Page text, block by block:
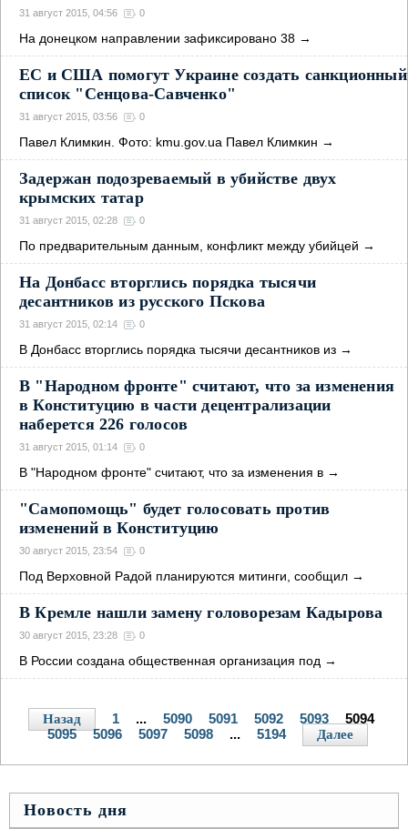
31 август 2015, 04:56 0
На донецком направлении зафиксировано 38 →
ЕС и США помогут Украине создать санкционный
список "Сенцова-Савченко"
31 август 2015, 03:56 0
Павел Климкин. Фото: kmu.gov.ua Павел Климкин →
Задержан подозреваемый в убийстве двух
крымских татар
31 август 2015, 02:28 0
По предварительным данным, конфликт между убийцей →
На Донбасс вторглись порядка тысячи
десантников из русского Пскова
31 август 2015, 02:14 0
В Донбасс вторглись порядка тысячи десантников из →
В "Народном фронте" считают, что за изменения
в Конституцию в части децентрализации
наберется 226 голосов
31 август 2015, 01:14 0
В "Народном фронте" считают, что за изменения в →
"Самопомощь" будет голосовать против
изменений в Конституцию
30 август 2015, 23:54 0
Под Верховной Радой планируются митинги, сообщил →
В Кремле нашли замену головорезам Кадырова
30 август 2015, 23:28 0
В России создана общественная организация под →
Назад 1 ... 5090 5091 5092 5093
5094
5095
5096 5097 5098 ... 5194 Далее
Новость дня